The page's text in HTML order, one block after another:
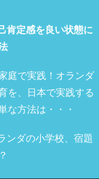
肯定感を良い状態に
庭で実践！オランダ
を、日本で実践する
な方法は・・・
ンダの小学校、宿題